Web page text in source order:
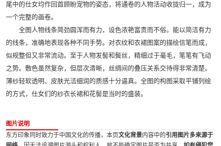
尾中的仕女均作回首顾盼宠物的姿态，将通卷的人物活动收拢归一，成为
一个完整的画卷。
全图人物线条简劲圆浑而有力，设色浓艳富贵而不俗。能以简洁有力
的线条，准确地表现各种不同手势。对衣纹和衣裙图案的描绘信笔而成，
似规整但又非常流动。至于人物发髻和鬓丝，精细过于毫毛，笔笔有飞动
之势。敷色虽然复杂，但层次清晰，丝绸间的叠压关系交待得非常清楚。
薄纱轻软透明、皮肤光洁细润的质感十分逼真。全图的构图采取平铺列绘
的方式，仕女们的纱衣长裙和花髻是当时的盛装。
图片说明
东方印象同时致力于中国文化的传播，本页文化背景内容中的引用图片多来源于